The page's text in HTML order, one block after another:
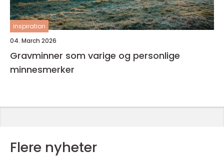
inspiration
04. March 2026
Gravminner som varige og personlige
minnesmerker
Flere nyheter